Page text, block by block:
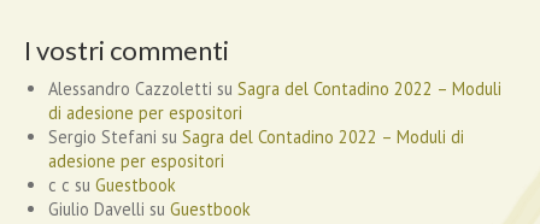
I vostri commenti
Alessandro Cazzoletti su Sagra del Contadino 2022 – Moduli
di adesione per espositori
Sergio Stefani su Sagra del Contadino 2022 – Moduli di
adesione per espositori
c c su Guestbook
Giulio Davelli su Guestbook